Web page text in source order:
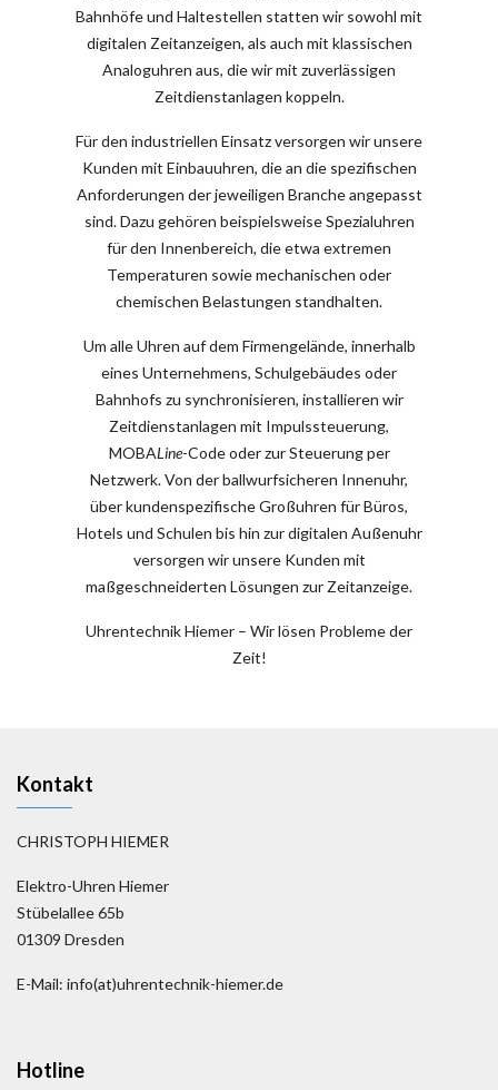
Bahnhöfe und Haltestellen statten wir sowohl mit
digitalen Zeitanzeigen, als auch mit klassischen
Analoguhren aus, die wir mit zuverlässigen
Zeitdienstanlagen koppeln.
Für den industriellen Einsatz versorgen wir unsere
Kunden mit Einbauuhren, die an die spezifischen
Anforderungen der jeweiligen Branche angepasst
sind. Dazu gehören beispielsweise Spezialuhren
für den Innenbereich, die etwa extremen
Temperaturen sowie mechanischen oder
chemischen Belastungen standhalten.
Um alle Uhren auf dem Firmengelände, innerhalb
eines Unternehmens, Schulgebäudes oder
Bahnhofs zu synchronisieren, installieren wir
Zeitdienstanlagen mit Impulssteuerung,
MOBALine-Code oder zur Steuerung per
Netzwerk. Von der ballwurfsicheren Innenuhr,
über kundenspezifische Großuhren für Büros,
Hotels und Schulen bis hin zur digitalen Außenuhr
versorgen wir unsere Kunden mit
maßgeschneiderten Lösungen zur Zeitanzeige.
Uhrentechnik Hiemer – Wir lösen Probleme der
Zeit!
Kontakt
CHRISTOPH HIEMER
Elektro-Uhren Hiemer
Stübelallee 65b
01309 Dresden
E-Mail: info(at)uhrentechnik-hiemer.de
Hotline